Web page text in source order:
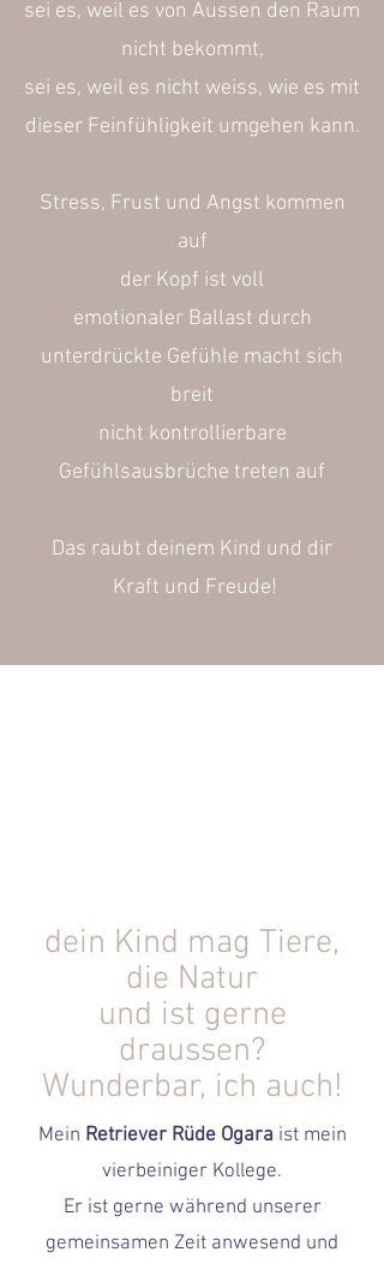
sei es, weil es von Aussen den Raum
nicht bekommt,
sei es, weil es nicht weiss, wie es mit
dieser Feinfühligkeit umgehen kann.
Stress, Frust und Angst kommen
auf
der Kopf ist voll
emotionaler Ballast durch
unterdrückte Gefühle macht sich
breit
nicht kontrollierbare
Gefühlsausbrüche treten auf
Das raubt deinem Kind und dir
Kraft und Freude!
dein Kind mag Tiere,
die Natur
und ist gerne
draussen?
Wunderbar, ich auch!
Mein Retriever Rüde Ogara ist mein
vierbeiniger Kollege.
Er ist gerne während unserer
gemeinsamen Zeit anwesend und